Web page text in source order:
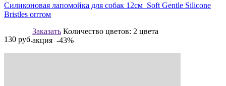
Силиконовая лапомойка для собак 12см Soft Gentle Silicone
Bristles оптом
130 руб.
Заказать Количество цветов: 2 цвета
акция -43%